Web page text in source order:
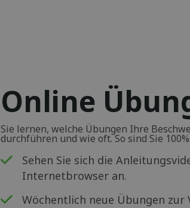
Online
Sie lernen, welche Übungen Ihre
durchführen und wie oft. So sind Sie
Sehen Sie sich die
Internetbrowser an.
Wöchentlich neue Übungen